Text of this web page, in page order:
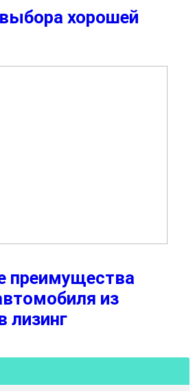
хорошей
преимущества
из
лизинг